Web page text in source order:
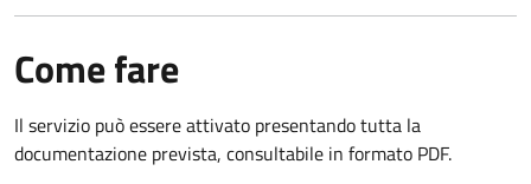
Come fare
Il servizio può essere attivato presentando tutta la
documentazione prevista, consultabile in formato PDF.